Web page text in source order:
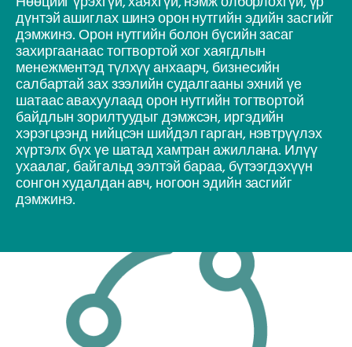
дүнтэй ашиглах шинэ орон нутгийн эдийн засгийг
дэмжинэ. Орон нутгийн болон бүсийн засаг
захиргаанаас тогтвортой хог хаягдлын
менежментэд түлхүү анхаарч, бизнесийн
салбартай зах зээлийн судалгааны эхний үе
шатаас авахуулаад орон нутгийн тогтвортой
байдлын зорилтуудыг дэмжсэн, иргэдийн
хэрэгцээнд нийцсэн шийдэл гарган, нэвтрүүлэх
хүртэлх бүх үе шатад хамтран ажиллана. Илүү
ухаалаг, байгальд ээлтэй бараа, бүтээгдэхүүн
сонгон худалдан авч, ногоон эдийн засгийг
дэмжинэ.